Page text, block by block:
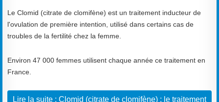
Le Clomid (citrate de clomifène) est un traitement inducteur de
l'ovulation de première intention, utilisé dans certains cas de
troubles de la fertilité chez la femme.
Environ 47 000 femmes utilisent chaque année ce traitement en
France.
Lire la suite : Clomid (citrate de clomifène) : le traitement